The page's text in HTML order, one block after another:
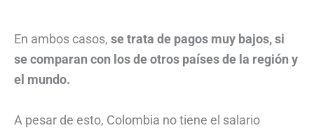
En ambos casos, se trata de pagos muy bajos, si
se comparan con los de otros países de la región y
el mundo.
A pesar de esto, Colombia no tiene el salario